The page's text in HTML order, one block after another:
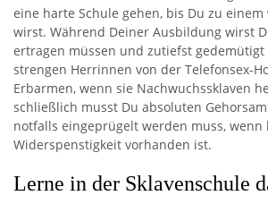
eine harte Schule gehen, bis Du zu
wirst. Während Deiner Ausbildung wirst
ertragen müssen und zutiefst gedemütigt
strengen Herrinnen von der Telefonsex-
Erbarmen, wenn sie Nachwuchssklaven
schließlich musst Du absoluten
notfalls eingeprügelt werden muss, wenn
Widerspenstigkeit vorhanden ist.
Lerne in der Sklavenschule